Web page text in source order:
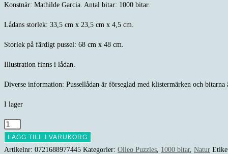
Konstnär: Mathilde Garcia. Antal bitar: 1000 bitar.
Lådans storlek: 33,5 cm x 23,5 cm x 4,5 cm.
Storlek på färdigt pussel: 68 cm x 48 cm.
Illustration finns i lådan.
Diverse information: Pussellådan är förseglad med klistermärken och bitarna
I lager
Olleo
Puzzles
-
LÄGG TILL I VARUKORG
Artikelnr: 0721688977445 Kategorier: Olleo Puzzles 1000 bitar, Natur